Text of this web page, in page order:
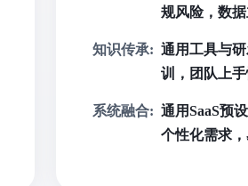
规风险，数据
知识传承: 通用工具与
训，团队上手
系统融合: 通用SaaS预
个性化需求，